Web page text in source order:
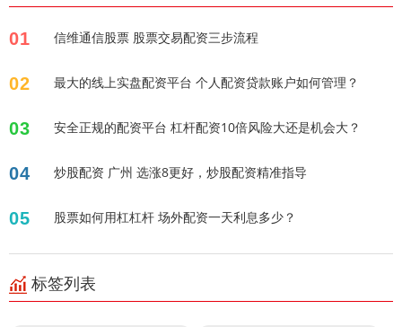
01 信维通信股票 股票交易配资三步流程
02 最大的线上实盘配资平台 个人配资贷款账户如何管理？
03 安全正规的配资平台 杠杆配资10倍风险大还是机会大？
04 炒股配资 广州 选涨8更好，炒股配资精准指导
05 股票如何用杠杠杆 场外配资一天利息多少？
标签列表